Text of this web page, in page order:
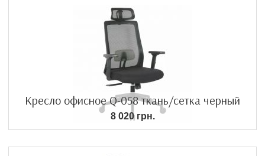
Кресло офисное Q-058 ткань/сетка черный
8 020 грн.